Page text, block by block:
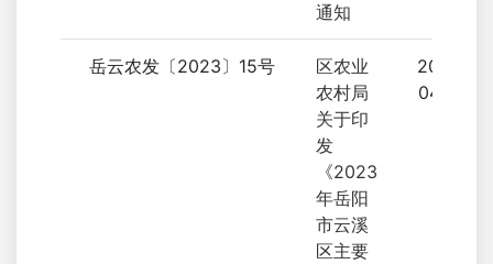
通知
岳云农发〔2023〕15号
区农业
农村局
关于印
发
《2023
年岳阳
市云溪
区主要
2023-
04-24